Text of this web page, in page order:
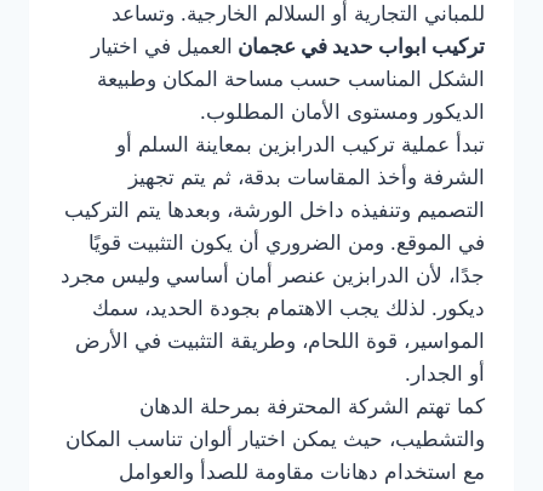
للمباني التجارية أو السلالم الخارجية. وتساعد
تركيب ابواب حديد في عجمان العميل في اختيار
الشكل المناسب حسب مساحة المكان وطبيعة
الديكور ومستوى الأمان المطلوب.
تبدأ عملية تركيب الدرابزين بمعاينة السلم أو
الشرفة وأخذ المقاسات بدقة، ثم يتم تجهيز
التصميم وتنفيذه داخل الورشة، وبعدها يتم التركيب
في الموقع. ومن الضروري أن يكون التثبيت قويًا
جدًا، لأن الدرابزين عنصر أمان أساسي وليس مجرد
ديكور. لذلك يجب الاهتمام بجودة الحديد، سمك
المواسير، قوة اللحام، وطريقة التثبيت في الأرض
أو الجدار.
كما تهتم الشركة المحترفة بمرحلة الدهان
والتشطيب، حيث يمكن اختيار ألوان تناسب المكان
مع استخدام دهانات مقاومة للصدأ والعوامل